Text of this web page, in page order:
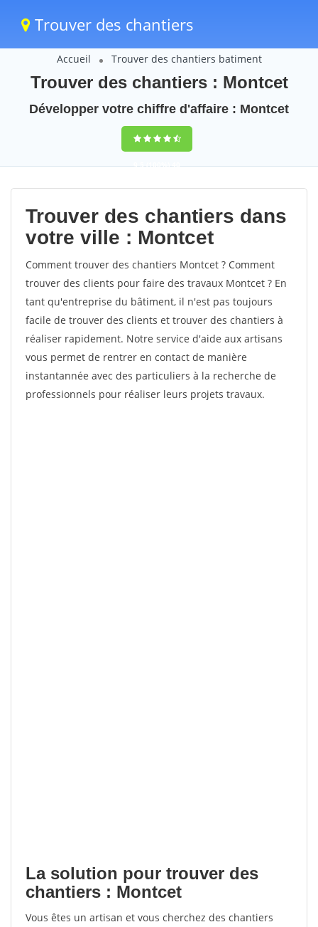
Trouver des chantiers
Accueil Trouver des chantiers batiment
Trouver des chantiers : Montcet
Développer votre chiffre d'affaire : Montcet
9,5(100%)40
votes
Trouver des chantiers dans
votre ville : Montcet
Comment trouver des chantiers Montcet ? Comment
trouver des clients pour faire des travaux Montcet ? En
tant qu'entreprise du bâtiment, il n'est pas toujours
facile de trouver des clients et trouver des chantiers à
réaliser rapidement. Notre service d'aide aux artisans
vous permet de rentrer en contact de manière
instantannée avec des particuliers à la recherche de
professionnels pour réaliser leurs projets travaux.
La solution pour trouver des
chantiers : Montcet
Vous êtes un artisan et vous cherchez des chantiers